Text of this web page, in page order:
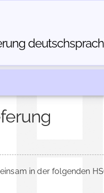
in der folgenden